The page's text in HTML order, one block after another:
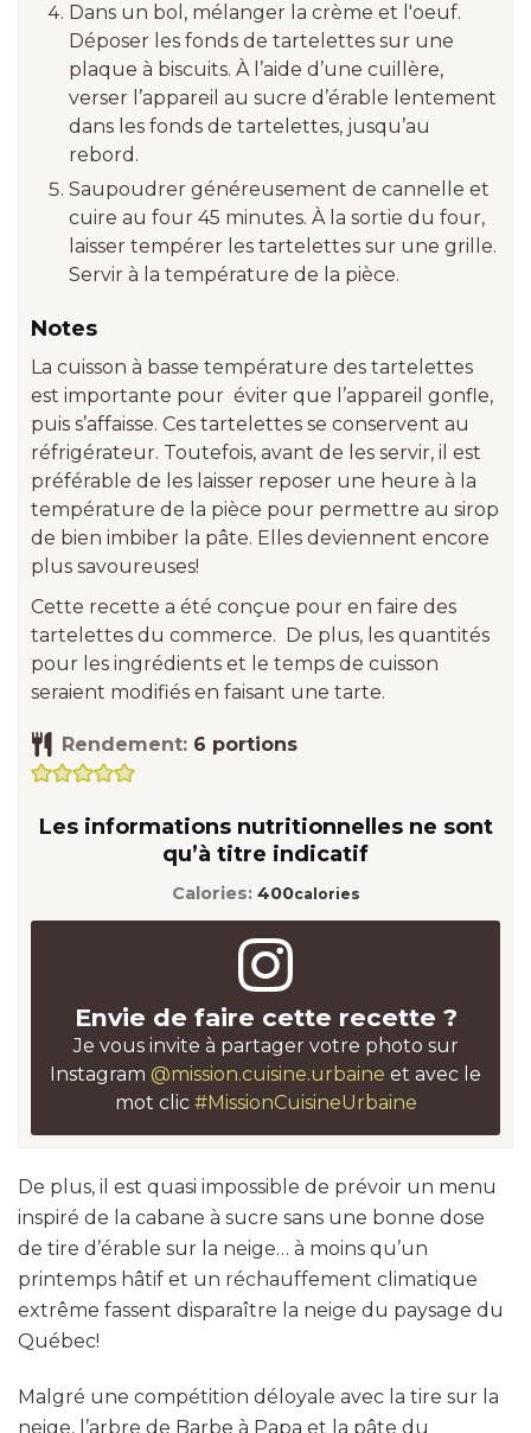
Dans un bol, mélanger la crème et l'oeuf.
Déposer les fonds de tartelettes sur une
plaque à biscuits. À l’aide d’une cuillère,
verser l’appareil au sucre d’érable lentement
dans les fonds de tartelettes, jusqu’au
rebord.
Saupoudrer généreusement de cannelle et
cuire au four 45 minutes. À la sortie du four,
laisser tempérer les tartelettes sur une grille.
Servir à la température de la pièce.
Notes
La cuisson à basse température des tartelettes
est importante pour éviter que l’appareil gonfle,
puis s’affaisse. Ces tartelettes se conservent au
réfrigérateur. Toutefois, avant de les servir, il est
préférable de les laisser reposer une heure à la
température de la pièce pour permettre au sirop
de bien imbiber la pâte. Elles deviennent encore
plus savoureuses!
Cette recette a été conçue pour en faire des
tartelettes du commerce. De plus, les quantités
pour les ingrédients et le temps de cuisson
seraient modifiés en faisant une tarte.
Rendement: 6 portions
Les informations nutritionnelles ne sont
qu’à titre indicatif
Calories: 400calories
Envie de faire cette recette ?
Je vous invite à partager votre photo sur
Instagram @mission.cuisine.urbaine et avec le
mot clic #MissionCuisineUrbaine
De plus, il est quasi impossible de prévoir un menu
inspiré de la cabane à sucre sans une bonne dose
de tire d’érable sur la neige… à moins qu’un
printemps hâtif et un réchauffement climatique
extrême fassent disparaître la neige du paysage du
Québec!
Malgré une compétition déloyale avec la tire sur la
neige, l’arbre de Barbe à Papa et la pâte du